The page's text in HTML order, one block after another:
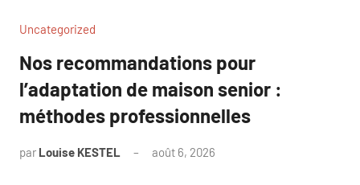
Uncategorized
Nos recommandations pour
l’adaptation de maison senior :
méthodes professionnelles
par Louise KESTEL août 6, 2026